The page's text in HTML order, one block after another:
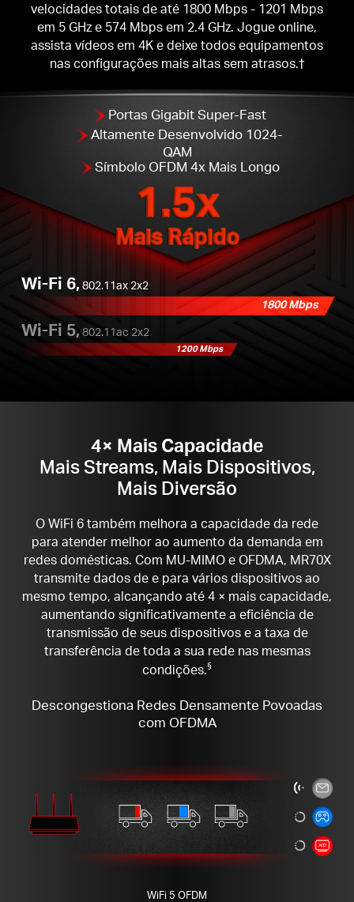
velocidades totais de até 1800 Mbps - 1201 Mbps
em 5 GHz e 574 Mbps em 2.4 GHz. Jogue online,
assista vídeos em 4K e deixe todos equipamentos
nas configurações mais altas sem atrasos.†
1.5x
Mais Rápido
Wi-Fi 6, 802.11ax 2x2
Wi-Fi 5, 802.11ac 2x2
1800 Mbps
1200 Mbps
Portas Gigabit Super-Fast
Altamente Desenvolvido 1024-
QAM
Símbolo OFDM 4x Mais Longo
4× Mais Capacidade
Mais Streams, Mais Dispositivos,
Mais Diversão
O WiFi 6 também melhora a capacidade da rede
para atender melhor ao aumento da demanda em
redes domésticas. Com MU-MIMO e OFDMA, MR70X
transmite dados de e para vários dispositivos ao
mesmo tempo, alcançando até 4 × mais capacidade,
aumentando significativamente a eficiência de
transmissão de seus dispositivos e a taxa de
transferência de toda a sua rede nas mesmas
condições.§
Descongestiona Redes Densamente Povoadas
com OFDMA
WiFi 5 OFDM